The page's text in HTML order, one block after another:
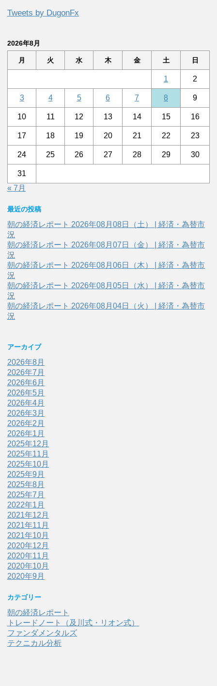
Tweets by DugonFx
2026年8月
月 火 水 木 金 土 日
1 2
3 4 5 6 7 8 9
10 11 12 13 14 15 16
17 18 19 20 21 22 23
24 25 26 27 28 29 30
31
« 7月
最近の投稿
朝の経済レポート 2026年08月08日（土） | 経済・為替市
況
朝の経済レポート 2026年08月07日（金） | 経済・為替市
況
朝の経済レポート 2026年08月06日（木） | 経済・為替市
況
朝の経済レポート 2026年08月05日（水） | 経済・為替市
況
朝の経済レポート 2026年08月04日（火） | 経済・為替市
況
アーカイブ
2026年8月
2026年7月
2026年6月
2026年5月
2026年4月
2026年3月
2026年2月
2026年1月
2025年12月
2025年11月
2025年10月
2025年9月
2025年8月
2025年7月
2022年1月
2021年12月
2021年11月
2021年10月
2020年12月
2020年11月
2020年10月
2020年9月
カテゴリー
朝の経済レポート
トレードノート（及川式・リオン式）
ファンダメンタルズ
テクニカル分析